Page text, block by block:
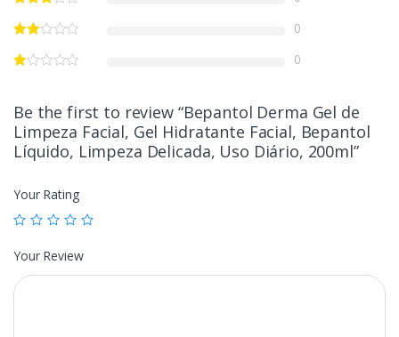
0
0
Be the first to review “Bepantol Derma Gel de
Limpeza Facial, Gel Hidratante Facial, Bepantol
Líquido, Limpeza Delicada, Uso Diário, 200ml”
Your Rating
Your Review